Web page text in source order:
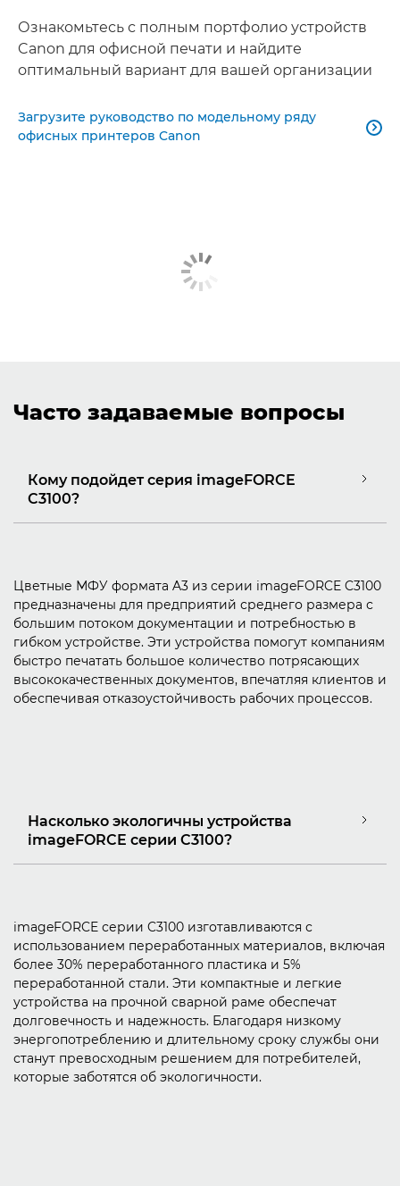
Ознакомьтесь с полным портфолио устройств
Canon для офисной печати и найдите
оптимальный вариант для вашей организации
Загрузите руководство по модельному ряду
офисных принтеров Canon

Часто задаваемые вопросы
Кому подойдет серия imageFORCE
C3100?
Цветные МФУ формата A3 из серии imageFORCE C3100
предназначены для предприятий среднего размера с
большим потоком документации и потребностью в
гибком устройстве. Эти устройства помогут компаниям
быстро печатать большое количество потрясающих
высококачественных документов, впечатляя клиентов и
обеспечивая отказоустойчивость рабочих процессов.
Насколько экологичны устройства
imageFORCE серии C3100?
imageFORCE серии C3100 изготавливаются с
использованием переработанных материалов, включая
более 30% переработанного пластика и 5%
переработанной стали. Эти компактные и легкие
устройства на прочной сварной раме обеспечат
долговечность и надежность. Благодаря низкому
энергопотреблению и длительному сроку службы они
станут превосходным решением для потребителей,
которые заботятся об экологичности.